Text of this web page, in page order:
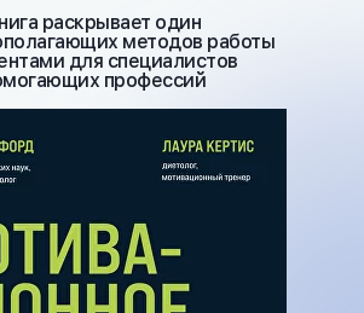
раскрывает один
методов работы
для специалистов
профессий